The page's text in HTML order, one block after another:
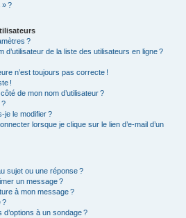
» ?
?
de la liste des utilisateurs en ligne ?
n’est toujours pas correcte !
!
de mon nom d’utilisateur ?
?
je le modifier ?
lorsque je clique sur le lien d’e-mail d’un
sujet ou une réponse ?
un message ?
à mon message ?
?
à un sondage ?